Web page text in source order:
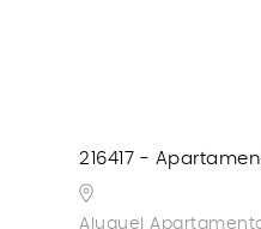
216417 -
Aluguel Apartamento